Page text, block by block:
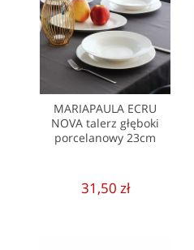
MARIAPAULA ECRU
NOVA talerz głęboki
porcelanowy 23cm
31,50 zł